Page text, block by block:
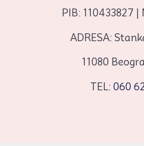
PIB: 110433827
ADRESA:
11080
TEL: 060